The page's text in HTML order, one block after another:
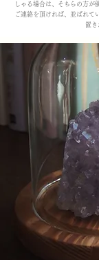
しゃる場合は、そちらの方が
ご連絡を頂ければ、並ばれて
置き